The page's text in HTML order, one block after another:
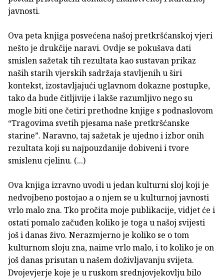
javnosti.
Ova peta knjiga posvećena našoj pretkršćanskoj vjeri
nešto je drukčije naravi. Ovdje se pokušava dati
smislen sažetak tih rezultata kao sustavan prikaz
naših starih vjerskih sadržaja stavljenih u širi
kontekst, izostavljajući uglavnom dokazne postupke,
tako da bude čitljivije i lakše razumljivo nego su
mogle biti one četiri prethodne knjige s podnaslovom
“Tragovima svetih pjesama naše pretkršćanske
starine”. Naravno, taj sažetak je ujedno i izbor onih
rezultata koji su najpouzdanije dobiveni i tvore
smislenu cjelinu. (...)
Ova knjiga izravno uvodi u jedan kulturni sloj koji je
nedvojbeno postojao a o njem se u kulturnoj javnosti
vrlo malo zna. Tko pročita moje publikacije, vidjet će i
ostati pomalo začuđen koliko je toga u našoj svijesti
još i danas živo. Nerazmjerno je koliko se o tom
kulturnom sloju zna, naime vrlo malo, i to koliko je on
još danas prisutan u našem doživljavanju svijeta.
Dvojevjerje koje je u ruskom srednjovjekovlju bilo